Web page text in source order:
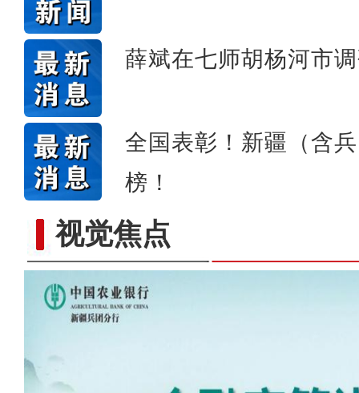
薛斌在七师胡杨河市
全国表彰！新疆（含
榜！
视觉焦点